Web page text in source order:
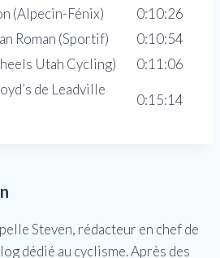
(Alpecin-Fénix)
0:10:26
Roman (Sportif)
0:10:54
Utah Cycling) 0:11:06
de Leadville
0:15:14
Steven, rédacteur en chef de
dédié au cyclisme. Après des